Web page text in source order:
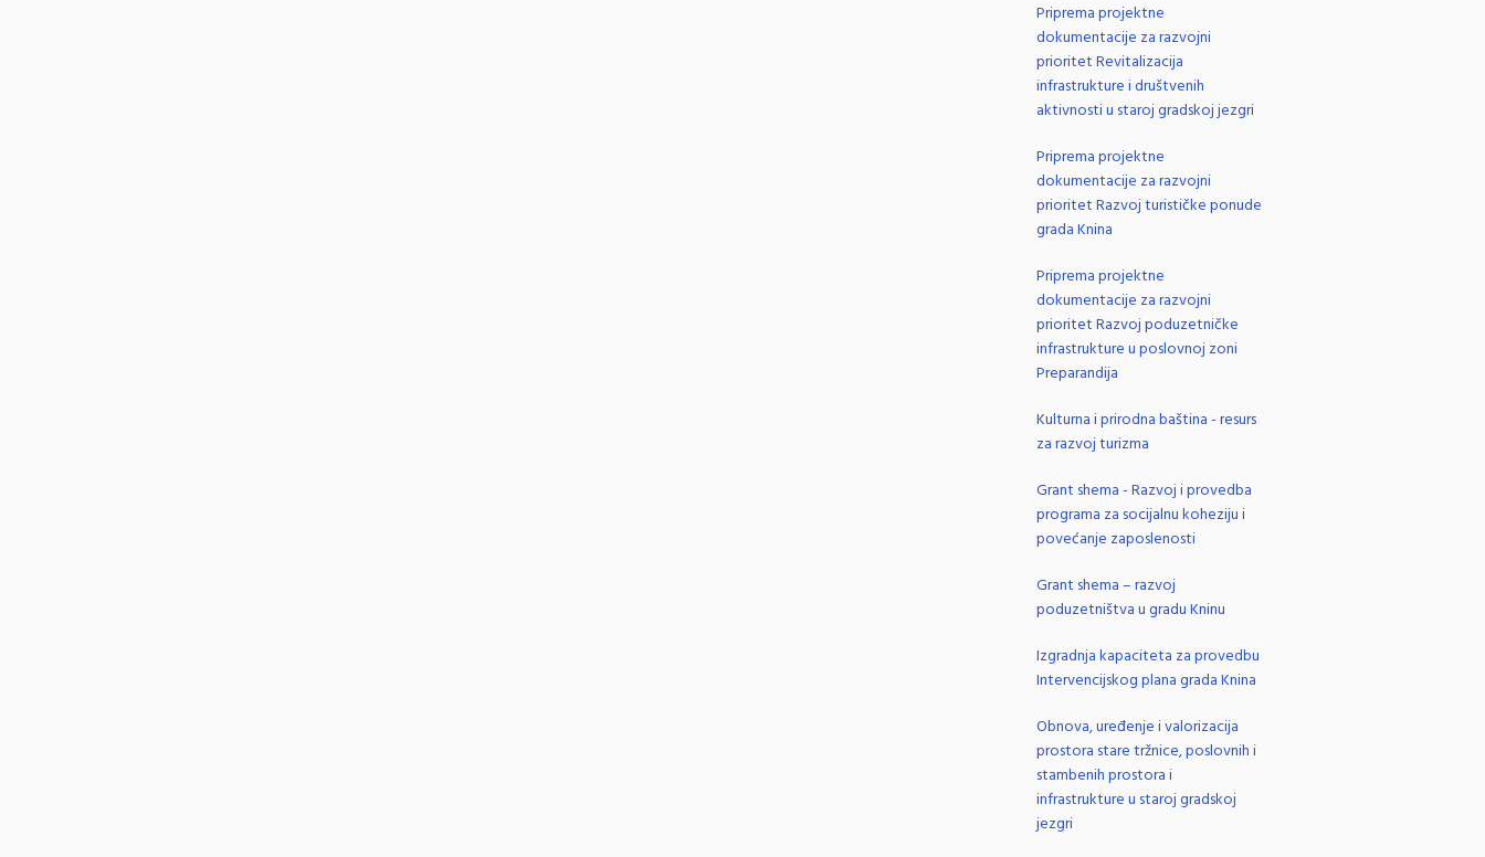
Priprema projektne
dokumentacije za razvojni
prioritet Revitalizacija
infrastrukture i društvenih
aktivnosti u staroj gradskoj jezgri
Priprema projektne
dokumentacije za razvojni
prioritet Razvoj turističke ponude
grada Knina
Priprema projektne
dokumentacije za razvojni
prioritet Razvoj poduzetničke
infrastrukture u poslovnoj zoni
Preparandija
Kulturna i prirodna baština - resurs
za razvoj turizma
Grant shema - Razvoj i provedba
programa za socijalnu koheziju i
povećanje zaposlenosti
Grant shema – razvoj
poduzetništva u gradu Kninu
Izgradnja kapaciteta za provedbu
Intervencijskog plana grada Knina
Obnova, uređenje i valorizacija
prostora stare tržnice, poslovnih i
stambenih prostora i
infrastrukture u staroj gradskoj
jezgri